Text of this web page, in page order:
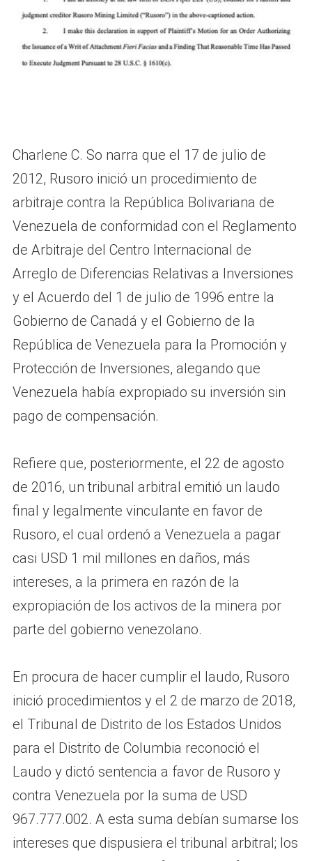
Charlene C. So narra que el 17 de julio de
2012, Rusoro inició un procedimiento de
arbitraje contra la República Bolivariana de
Venezuela de conformidad con el Reglamento
de Arbitraje del Centro Internacional de
Arreglo de Diferencias Relativas a Inversiones
y el Acuerdo del 1 de julio de 1996 entre la
Gobierno de Canadá y el Gobierno de la
República de Venezuela para la Promoción y
Protección de Inversiones, alegando que
Venezuela había expropiado su inversión sin
pago de compensación.
Refiere que, posteriormente, el 22 de agosto
de 2016, un tribunal arbitral emitió un laudo
final y legalmente vinculante en favor de
Rusoro, el cual ordenó a Venezuela a pagar
casi USD 1 mil millones en daños, más
intereses, a la primera en razón de la
expropiación de los activos de la minera por
parte del gobierno venezolano.
En procura de hacer cumplir el laudo, Rusoro
inició procedimientos y el 2 de marzo de 2018,
el Tribunal de Distrito de los Estados Unidos
para el Distrito de Columbia reconoció el
Laudo y dictó sentencia a favor de Rusoro y
contra Venezuela por la suma de USD
967.777.002. A esta suma debían sumarse los
intereses que dispusiera el tribunal arbitral; los